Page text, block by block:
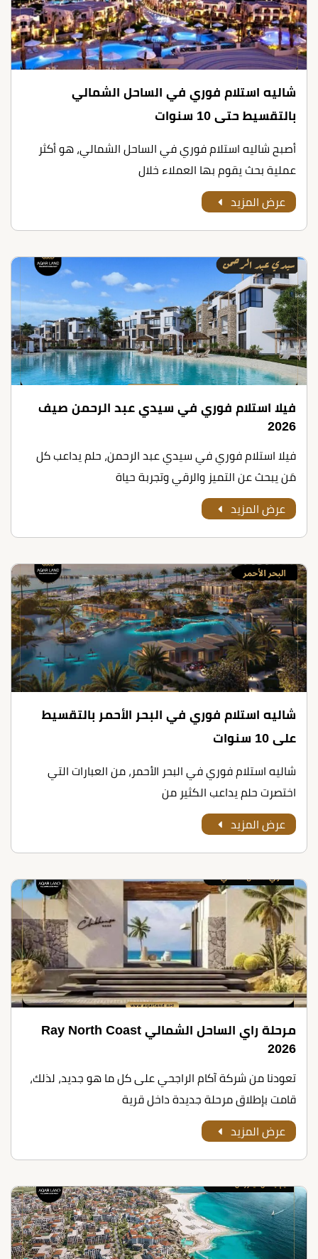
شاليه استلام فوري في الساحل الشمالي
بالتقسيط حتى 10 سنوات
أصبح شاليه استلام فوري في الساحل الشمالي، هو أكثر
عملية بحث يقوم بها العملاء خلال
عرض المزيد
فيلا استلام فوري في سيدي عبد الرحمن صيف
2026
فيلا استلام فوري في سيدي عبد الرحمن، حلم يداعب كل
مَن يبحث عن التميز والرقي وتجربة حياة
عرض المزيد
شاليه استلام فوري في البحر الأحمر بالتقسيط
على 10 سنوات
شاليه استلام فوري في البحر الأحمر، من العبارات التي
اختصرت حلم يداعب الكثير من
عرض المزيد
مرحلة راي الساحل الشمالي Ray North Coast
2026
تعودنا من شركة آكام الراجحي على كل ما هو جديد، لذلك،
قامت بإطلاق مرحلة جديدة داخل قرية
عرض المزيد